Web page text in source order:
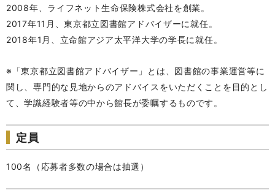
2008年、ライフネット生命保険株式会社を創業。
2017年11月、東京都立図書館アドバイザーに就任。
2018年1月、立命館アジア太平洋大学の学長に就任。
※「東京都立図書館アドバイザー」とは、図書館の事業運営等に
関し、専門的な見地からのアドバイスをいただくことを目的とし
て、学識経験者等の中から館長が委嘱するものです。
定員
100名（応募者多数の場合は抽選）